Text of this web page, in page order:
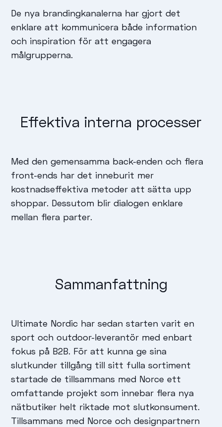
De nya brandingkanalerna har gjort det
enklare att kommunicera både information
och inspiration för att engagera
målgrupperna.
Effektiva interna processer
Med den gemensamma back-enden och flera
front-ends har det inneburit mer
kostnadseffektiva metoder att sätta upp
shoppar. Dessutom blir dialogen enklare
mellan flera parter.
Sammanfattning
Ultimate Nordic har sedan starten varit en
sport och outdoor-leverantör med enbart
fokus på B2B. För att kunna ge sina
slutkunder tillgång till sitt fulla sortiment
startade de tillsammans med Norce ett
omfattande projekt som innebar flera nya
nätbutiker helt riktade mot slutkonsument.
Tillsammans med Norce och designpartnern